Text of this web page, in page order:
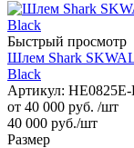
Быстрый просмотр
Шлем Shark
Black
Артикул:
от 40 000 руб. /шт
40 000 руб./шт
Размер